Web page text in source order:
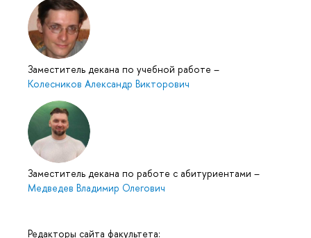
Заместитель декана по учебной работе –
Колесников Александр Викторович
Заместитель декана по работе с абитуриентами –
Медведев Владимир Олегович
Редакторы сайта факультета: